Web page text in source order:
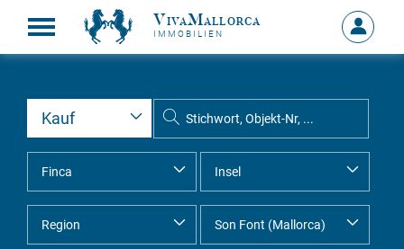
VivaMallorca
IMMOBILIEN
MEIN